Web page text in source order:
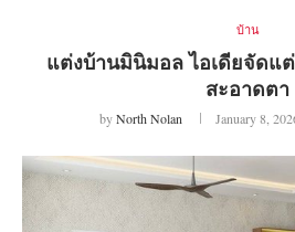
บ้าน
แต่งบ้านมินิมอล ไอเดียจัดแ
สะอาดตา
byNorth Nolan January 8,